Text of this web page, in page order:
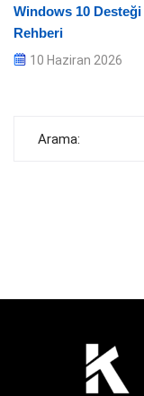
Windows 10
Rehberi
10 Haziran 2026